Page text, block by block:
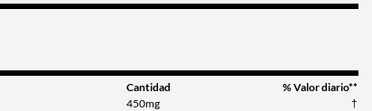
Cantidad
% Valor diario**
450mg †